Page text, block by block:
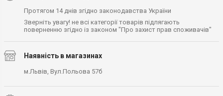
Протягом 14 днів згідно законодавства України
Зверніть увагу! не всі категорії товарів підлягають
поверненню згідно із законом "Про захист прав споживачів"
Наявність в магазинах
м.Львів, Вул.Польова 57б